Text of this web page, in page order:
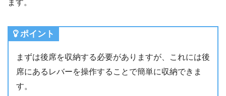
ます。
ポイント
まずは後席を収納する必要がありますが、これには後
席にあるレバーを操作することで簡単に収納できま
す。